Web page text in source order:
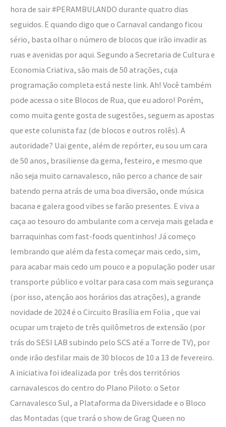
hora de sair #PERAMBULANDO durante quatro dias
seguidos. E quando digo que o Carnaval candango ficou
sério, basta olhar o número de blocos que irão invadir as
ruas e avenidas por aqui. Segundo a Secretaria de Cultura e
Economia Criativa, são mais de 50 atrações, cuja
programação completa está neste link. Ah! Você também
pode acessa o site Blocos de Rua, que eu adoro! Porém,
como muita gente gosta de sugestões, seguem as apostas
que este colunista faz (de blocos e outros rolês). A
autoridade? Uai gente, além de repórter, eu sou um cara
de 50 anos, brasiliense da gema, festeiro, e mesmo que
não seja muito carnavalesco, não perco a chance de sair
batendo perna atrás de uma boa diversão, onde música
bacana e galera good vibes se farão presentes. E viva a
caça ao tesouro do ambulante com a cerveja mais gelada e
barraquinhas com fast-foods quentinhos! Já começo
lembrando que além da festa começar mais cedo, sim,
para acabar mais cedo um pouco e a população poder usar
transporte público e voltar para casa com mais segurança
(por isso, atenção aos horários das atrações), a grande
novidade de 2024 é o Circuito Brasília em Folia , que vai
ocupar um trajeto de três quilômetros de extensão (por
trás do SESI LAB subindo pelo SCS até a Torre de TV), por
onde irão desfilar mais de 30 blocos de 10 a 13 de fevereiro.
A iniciativa foi idealizada por três dos territórios
carnavalescos do centro do Plano Piloto: o Setor
Carnavalesco Sul, a Plataforma da Diversidade e o Bloco
das Montadas (que trará o show de Grag Queen no